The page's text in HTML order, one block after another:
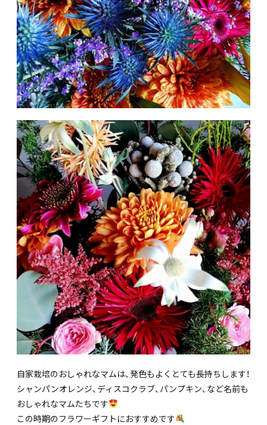
自家栽培のおしゃれなマムは、発色もよくとても長持ちします！
シャンパンオレンジ、ディスコクラブ、パンプキン、など名前も
おしゃれなマムたちです
この時期のフラワーギフトにおすすめです